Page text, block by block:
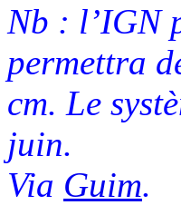
Nb : l’IGN
permettra
cm. Le
juin.
Via Guim.